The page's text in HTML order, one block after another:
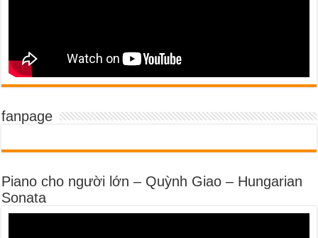
fanpage
Piano cho người lớn – Quỳnh Giao – Hungarian
Sonata